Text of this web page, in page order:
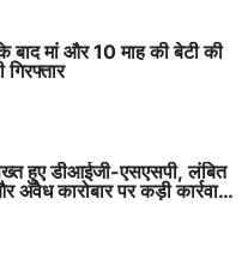
के बाद मां और 10 माह की बेटी की
हुए डीआईजी-एसएसपी, लंबित
अवैध कारोबार पर कड़ी कार्रवाई